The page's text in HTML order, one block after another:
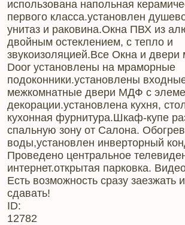
использована напольная
первого класса.установлен
унитаз и раковина.Окна ПВХ из
двойным остеклением, с тепло и
звукоизоляцией.Все Окна и двери
Door установлены на мраморные
подоконники.установлены
межкомнатные двери МДФ с
декорации.установлена кухня,
кухонная фурнитура.Шкаф-купе
спальную зону от Салона.
воды,установлен инверторный
Проведено центральное
интернет.открытая парковка.
Есть возможность сразу заезжать
сдавать!
ID:
12782